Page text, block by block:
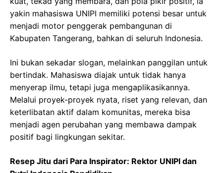
yakin mahasiswa UNIPI memiliki potensi besar untuk
menjadi motor penggerak pembangunan di
Kabupaten Tangerang, bahkan di seluruh Indonesia.
Ini bukan sekadar slogan, melainkan panggilan untuk
bertindak. Mahasiswa diajak untuk tidak hanya
menyerap ilmu, tetapi juga mengaplikasikannya.
Melalui proyek-proyek nyata, riset yang relevan, dan
keterlibatan aktif dalam komunitas, mereka bisa
menjadi agen perubahan yang membawa dampak
positif bagi lingkungan sekitar.
Resep Jitu dari Para Inspirator: Rektor UNIPI dan